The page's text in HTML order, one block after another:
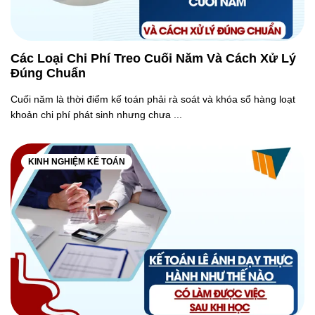
Các Loại Chi Phí Treo Cuối Năm Và Cách Xử Lý
Đúng Chuẩn
Cuối năm là thời điểm kế toán phải rà soát và khóa sổ hàng loạt
khoản chi phí phát sinh nhưng chưa ...
KINH NGHIỆM KẾ TOÁN